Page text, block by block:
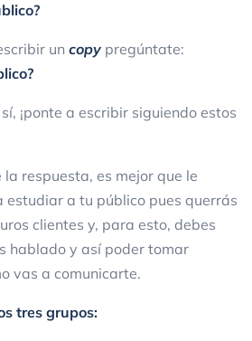
un copy pregúntate:
¡ponte a escribir siguiendo estos
la respuesta, es mejor que le
estudiar a tu público pues querrás
clientes y, para esto, debes
hablado y así poder tomar
vas a comunicarte.
tres grupos: